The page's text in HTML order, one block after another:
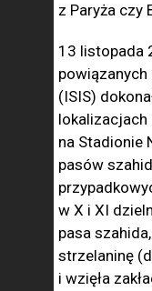
z Paryża czy
13 listopada
(ISIS)
lokalizacjach
na Stadionie
pasów
w X i XI
pasa
strzelaninę
i wzięła